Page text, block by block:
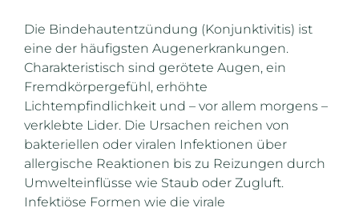
Die Bindehautentzündung (Konjunktivitis) ist
eine der häufigsten Augenerkrankungen.
Charakteristisch sind gerötete Augen, ein
Fremdkörpergefühl, erhöhte
Lichtempfindlichkeit und – vor allem morgens –
verklebte Lider. Die Ursachen reichen von
bakteriellen oder viralen Infektionen über
allergische Reaktionen bis zu Reizungen durch
Umwelteinflüsse wie Staub oder Zugluft.
Infektiöse Formen wie die virale